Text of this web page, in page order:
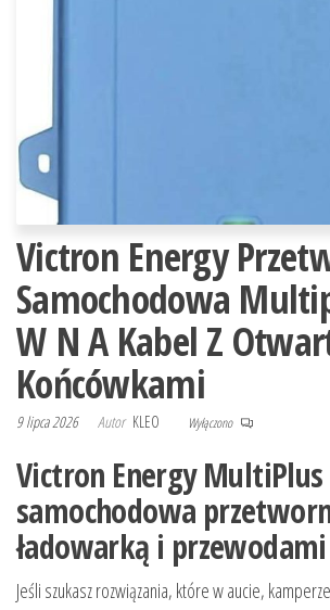
Victron Energy
Samochodowa
W N A Kabel Z
Końcówkami
9 lipca 2026 Autor KLEO Wyłączono
Victron Energy MultiPlus
samochodowa
ładowarką i przewodami
Jeśli szukasz rozwiązania, które w aucie,